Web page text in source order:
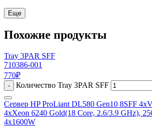
Еще
Похожие продукты
Tray 3PAR SFF
710386-001
770₽
- Количество Tray 3PAR SFF
Сервер HP ProLiant DL580 Gen10 8SFF
4xXeon 6240 Gold(18 Core, 2.6/3.9 GHz),
4x1600W